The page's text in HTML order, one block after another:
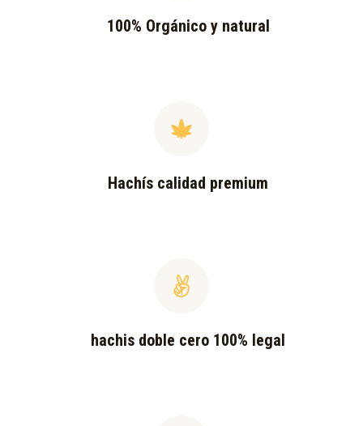
100% Orgánico y natural
Hachís calidad premium
hachis doble cero 100% legal